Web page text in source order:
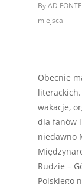
ByAD
miejsca
Obecnie
wakacje,
dla fanów
niedawno
Rudzie –
Polskiego